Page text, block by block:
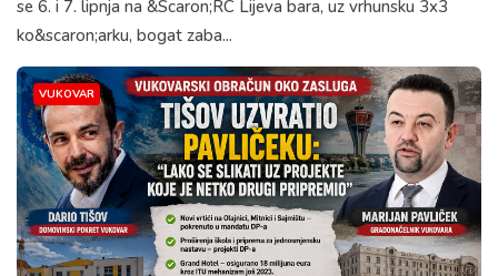
se 6. i 7. lipnja na &Scaron;RC Lijeva bara, uz vrhunsku 3x3
ko&scaron;arku, bogat zaba...
VUKOVAR